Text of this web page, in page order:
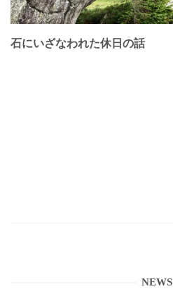
石にいざなわれた休日の話
NEWS